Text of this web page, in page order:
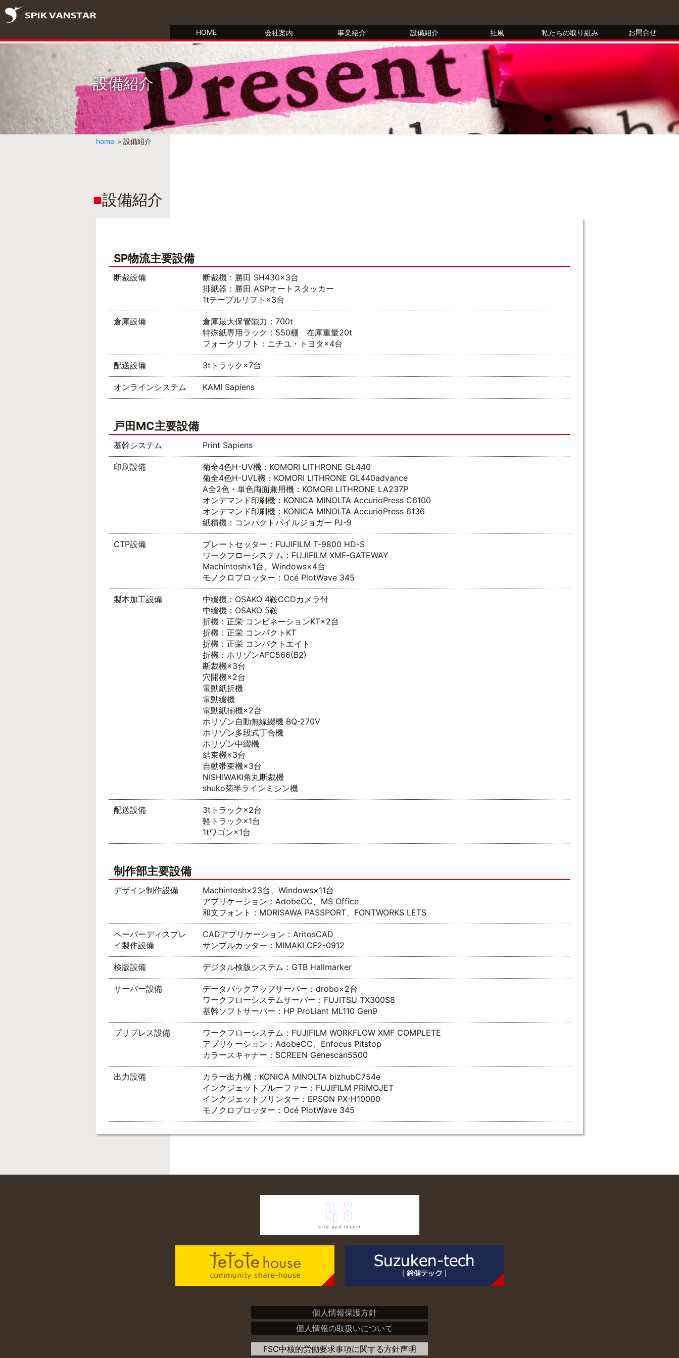
HOME 会社案内 事業紹介 設備紹介 社風 私たちの取り組み お問合せ
設備紹介
home 設備紹介
設備紹介
SP物流主要設備
断裁設備
断裁機：勝田 SH430×3台
排紙器：勝田 ASPオートスタッカー
1tテーブルリフト×3台
倉庫設備
倉庫最大保管能力：700t
特殊紙専用ラック：550棚 在庫重量20t
フォークリフト：ニチユ・トヨタ×4台
配送設備 3tトラック×7台
オンラインシステム KAMI Sapiens
戸田MC主要設備
基幹システム Print Sapiens
印刷設備
菊全4色H-UV機：KOMORI LITHRONE GL440
菊全4色H-UVL機：KOMORI LITHRONE GL440advance
A全2色・単色両面兼用機：KOMORI LITHRONE LA237P
オンデマンド印刷機：KONICA MINOLTA AccurioPress C6100
オンデマンド印刷機：KONICA MINOLTA AccurioPress 6136
紙積機：コンパクトパイルジョガー PJ-9
CTP設備
プレートセッター：FUJIFILM T-9800 HD-S
ワークフローシステム：FUJIFILM XMF-GATEWAY
Machintosh×1台、Windows×4台
モノクロプロッター：Océ PlotWave 345
製本加工設備
中綴機：OSAKO 4鞍CCDカメラ付
中綴機：OSAKO 5鞍
折機：正栄 コンビネーションKT×2台
折機：正栄 コンパクトKT
折機：正栄 コンパクトエイト
折機：ホリゾンAFC566(B2)
断裁機×3台
穴開機×2台
電動紙折機
電動綴機
電動紙揃機×2台
ホリゾン自動無線綴機 BQ-270V
ホリゾン多段式丁合機
ホリゾン中綴機
結束機×3台
自動帯束機×3台
NISHIWAKI角丸断裁機
shuko菊半ラインミシン機
配送設備
3tトラック×2台
軽トラック×1台
1tワゴン×1台
制作部主要設備
デザイン制作設備
Machintosh×23台、Windows×11台
アプリケーション：AdobeCC、MS Office
和文フォント：MORISAWA PASSPORT、FONTWORKS LETS
ペーパーディスプレ
イ製作設備
CADアプリケーション：AritosCAD
サンプルカッター：MIMAKI CF2-0912
検版設備 デジタル検版システム：GTB Hallmarker
サーバー設備
データバックアップサーバー：drobo×2台
ワークフローシステムサーバー：FUJITSU TX300S8
基幹ソフトサーバー：HP ProLiant ML110 Gen9
プリプレス設備
ワークフローシステム：FUJIFILM WORKFLOW XMF COMPLETE
アプリケーション：AdobeCC、Enfocus Pitstop
カラースキャナー：SCREEN Genescan5500
出力設備
カラー出力機：KONICA MINOLTA bizhubC754e
インクジェットプルーファー：FUJIFILM PRIMOJET
インクジェットプリンター：EPSON PX-H10000
モノクロプロッター：Océ PlotWave 345
個人情報保護方針
個人情報の取扱いについて
FSC中核的労働要求事項に関する方針声明